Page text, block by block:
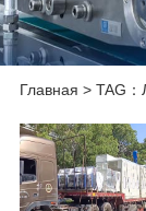
Главная > TAG：